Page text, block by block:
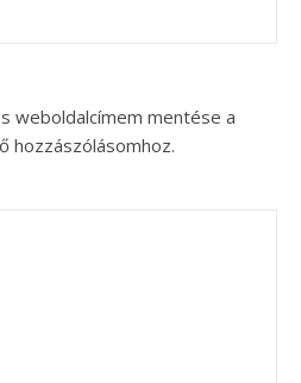
weboldalcímem mentése a
hozzászólásomhoz.